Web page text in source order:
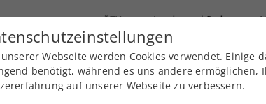
ÖTV Landesverbände
Ausbildung Services Über uns
Webseite werden Cookies verwendet. Einige
benötigt, während es uns andere ermöglichen,
auf unserer Webseite zu verbessern.